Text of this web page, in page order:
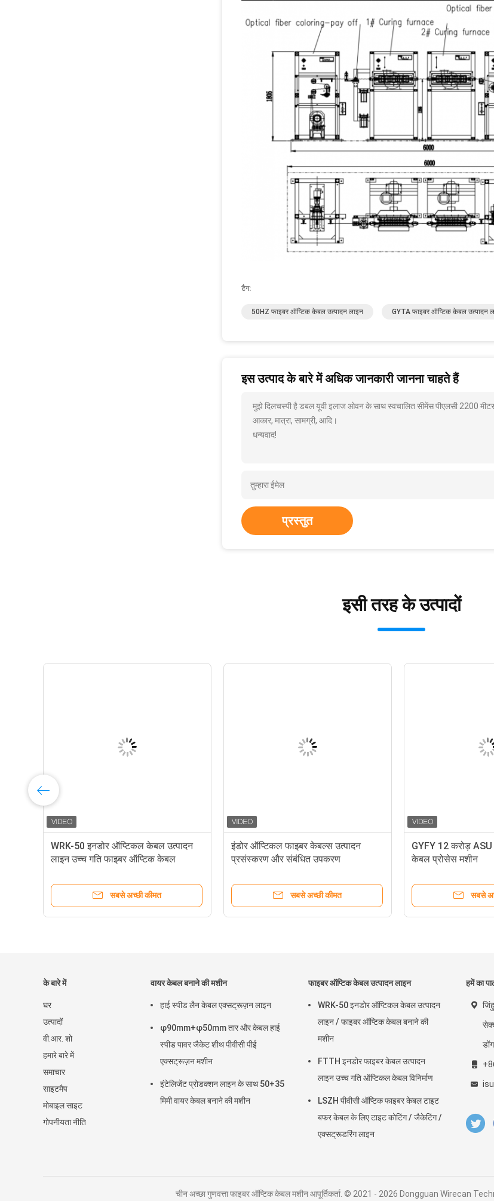
टैग:
50HZ फाइबर ऑप्टिक केबल उत्पादन लाइन GYTA फाइबर ऑप्टिक केबल उत्पादन
इस उत्पाद के बारे में अधिक जानकारी जानना चाहते हैं
मुझे दिलचस्पी है डबल यूवी इलाज ओवन के साथ स्वचालित सीमेंस पीएलसी 2200
आकार, मात्रा, सामग्री, आदि।
धन्यवाद!
प्रस्तुत
इसी तरह के उत्पादों
WRK-50 इनडोर ऑप्टिकल केबल उत्पादन
लाइन उच्च गति फाइबर ऑप्टिक केबल
सबसे अच्छी कीमत
इंडोर ऑप्टिकल फाइबर केबल्स उत्पादन
प्रसंस्करण और संबंधित उपकरण
सबसे अच्छी कीमत
GYFY 12 करोड़
केबल प्रोसेस मशीन
सबसे
के बारे में
घर
उत्पादों
वी.आर. शो
हमारे बारे में
समाचार
साइटमैप
मोबाइल साइट
गोपनीयता नीति
वायर केबल बनाने की मशीन
हाई स्पीड लैन केबल एक्सट्रूज़न लाइन
φ90mm+φ50mm तार और केबल हाई
स्पीड पावर जैकेट शीथ पीवीसी पीई
एक्सट्रूज़न मशीन
इंटेलिजेंट प्रोडक्शन लाइन के साथ 50+35
मिमी वायर केबल बनाने की मशीन
फाइबर ऑप्टिक केबल उत्पादन लाइन
WRK-50 इनडोर ऑप्टिकल केबल उत्पादन
लाइन / फाइबर ऑप्टिक केबल बनाने की
मशीन
FTTH इनडोर फाइबर केबल उत्पादन
लाइन उच्च गति ऑप्टिकल केबल विनिर्माण
LSZH पीवीसी ऑप्टिक फाइबर केबल टाइट
बफर केबल के लिए टाइट कोटिंग / जैकेटिंग /
एक्सट्रूडरिंग लाइन
हमें का
चीन अच्छा गुणवत्ता फाइबर ऑप्टिक केबल मशीन आपूर्तिकर्ता. © 2021 - 2026 Dongguan Wirecan